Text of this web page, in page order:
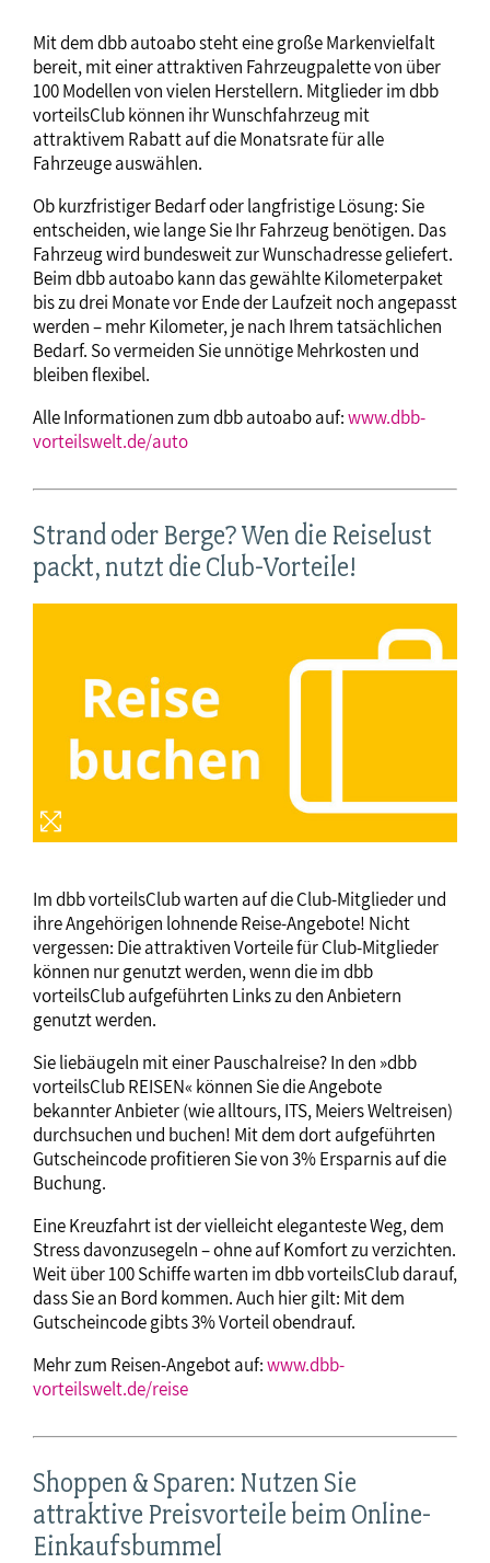
Mit dem dbb autoabo steht eine große Markenvielfalt
bereit, mit einer attraktiven Fahrzeugpalette von über
100 Modellen von vielen Herstellern. Mitglieder im dbb
vorteilsClub können ihr Wunschfahrzeug mit
attraktivem Rabatt auf die Monatsrate für alle
Fahrzeuge auswählen.
Ob kurzfristiger Bedarf oder langfristige Lösung: Sie
entscheiden, wie lange Sie Ihr Fahrzeug benötigen. Das
Fahrzeug wird bundesweit zur Wunschadresse geliefert.
Beim dbb autoabo kann das gewählte Kilometerpaket
bis zu drei Monate vor Ende der Laufzeit noch angepasst
werden – mehr Kilometer, je nach Ihrem tatsächlichen
Bedarf. So vermeiden Sie unnötige Mehrkosten und
bleiben flexibel.
Alle Informationen zum dbb autoabo auf:www.dbb-
vorteilswelt.de/auto
Strand oder Berge? Wen die Reiselust
packt, nutzt die Club-Vorteile!
Im dbb vorteilsClub warten auf die Club-Mitglieder und
ihre Angehörigen lohnende Reise-Angebote! Nicht
vergessen: Die attraktiven Vorteile für Club-Mitglieder
können nur genutzt werden, wenn die im dbb
vorteilsClub aufgeführten Links zu den Anbietern
genutzt werden.
Sie liebäugeln mit einer Pauschalreise? In den »dbb
vorteilsClub REISEN« können Sie die Angebote
bekannter Anbieter (wie alltours, ITS, Meiers Weltreisen)
durchsuchen und buchen! Mit dem dort aufgeführten
Gutscheincode profitieren Sie von 3% Ersparnis auf die
Buchung.
Eine Kreuzfahrt ist der vielleicht eleganteste Weg, dem
Stress davonzusegeln – ohne auf Komfort zu verzichten.
Weit über 100 Schiffe warten im dbb vorteilsClub darauf,
dass Sie an Bord kommen. Auch hier gilt: Mit dem
Gutscheincode gibts 3% Vorteil obendrauf.
Mehr zum Reisen-Angebot auf:www.dbb-
vorteilswelt.de/reise
Shoppen & Sparen: Nutzen Sie
attraktive Preisvorteile beim Online-
Einkaufsbummel